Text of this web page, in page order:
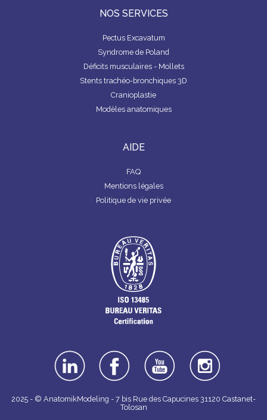
NOS SERVICES
Pectus Excavatum
Syndrome de Poland
Déficits musculaires - Mollets
Stents trachéo-bronchiques 3D
Cranioplastie
Modèles anatomiques
AIDE
FAQ
Mentions légales
Politique de vie privée
linkedin facebook youtube
instagra
m
2025 - © AnatomikModeling - 7 bis Rue des Capucines 31120 Castanet-
Tolosan